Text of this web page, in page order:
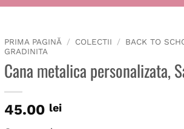
PRIMA PAGINĂ / COLECTII / BACK TO
GRADINITA
Cana metalica personalizata,
45.00 lei